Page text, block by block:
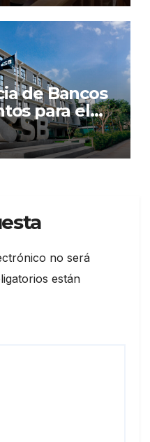
de Bancos
para el
de
del sector
no será
están